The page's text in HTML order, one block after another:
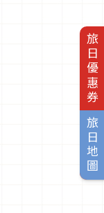
旅日優惠券
旅日地圖